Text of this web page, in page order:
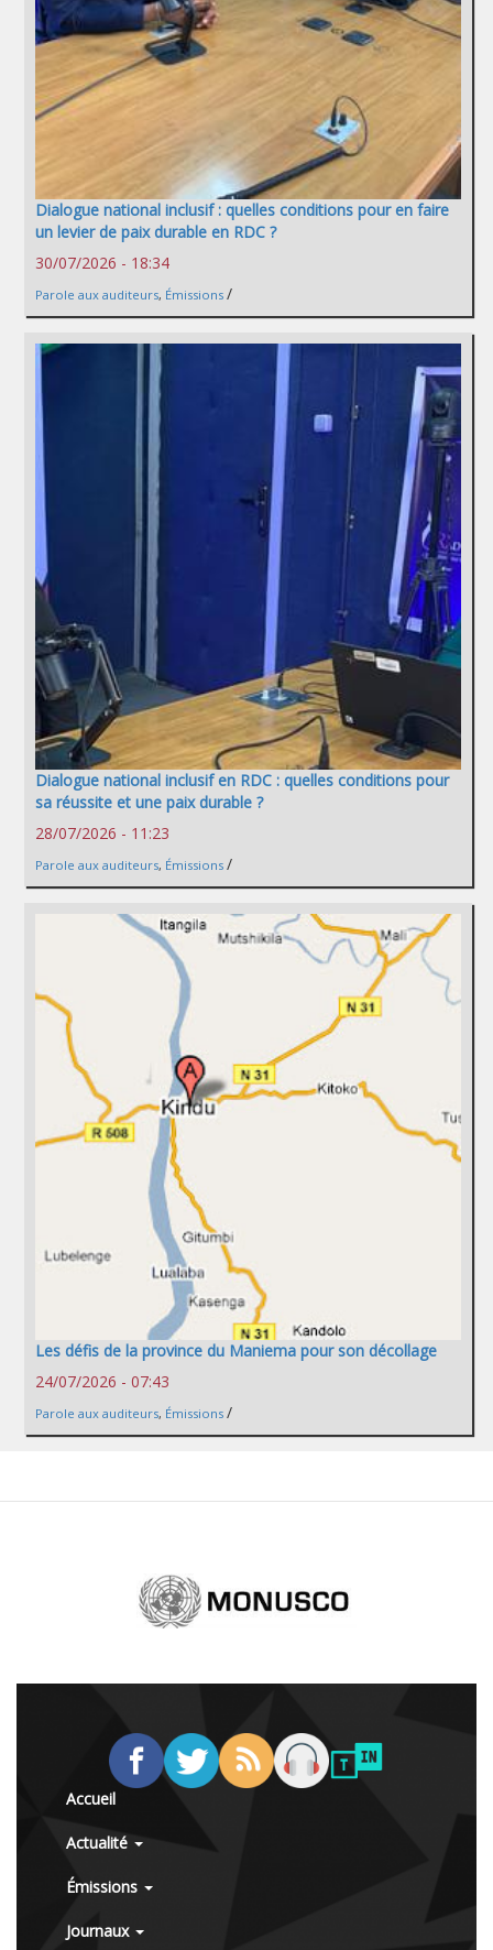
Dialogue national inclusif : quelles conditions pour en faire
un levier de paix durable en RDC ?
30/07/2026 - 18:34
Parole aux auditeurs, Émissions /
Dialogue national inclusif en RDC : quelles conditions pour
sa réussite et une paix durable ?
28/07/2026 - 11:23
Parole aux auditeurs, Émissions /
Les défis de la province du Maniema pour son décollage
24/07/2026 - 07:43
Parole aux auditeurs, Émissions /
Accueil
Actualité
Émissions
Journaux